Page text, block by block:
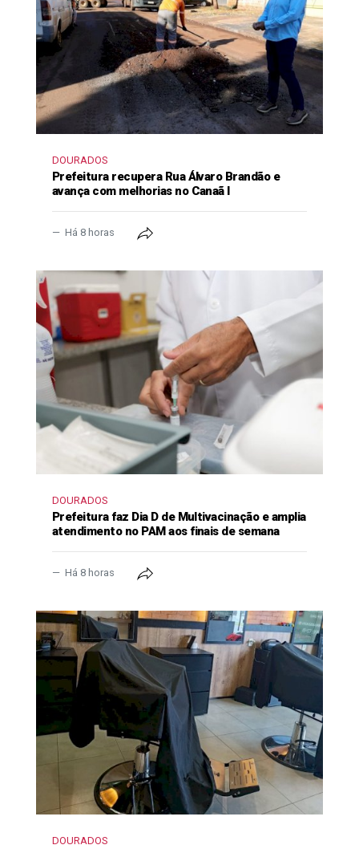
DOURADOS
Prefeitura recupera Rua Álvaro Brandão e
avança com melhorias no Canaã I
Há 8 horas
DOURADOS
Prefeitura faz Dia D de Multivacinação e amplia
atendimento no PAM aos finais de semana
Há 8 horas
DOURADOS